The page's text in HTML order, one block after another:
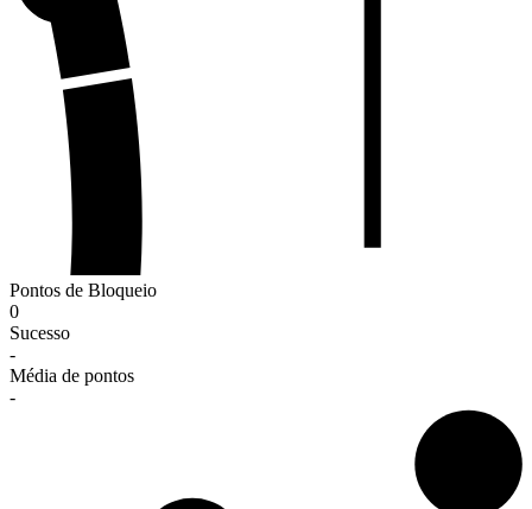
Pontos de Bloqueio
0
Sucesso
-
Média de pontos
-